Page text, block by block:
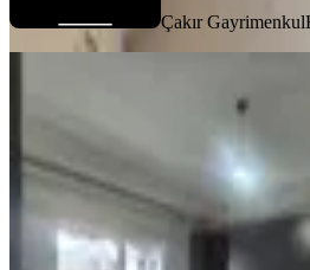
Çakır Gayrimenkul
Sınırsız Kredili
Merkez, Ulaşlı
3+1
140 m²·
4.000.000 ₺